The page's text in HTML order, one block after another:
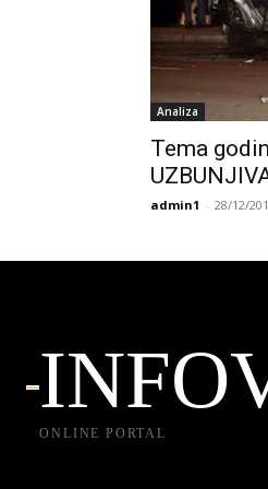
Analiza
Tema
admin1 - 28/12/
ONLINE PORTAL